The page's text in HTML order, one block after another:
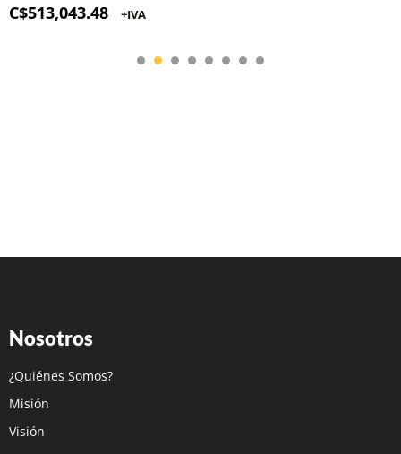
C$513,043.48 +IVA
Nosotros
¿Quiénes Somos?
Misión
Visión